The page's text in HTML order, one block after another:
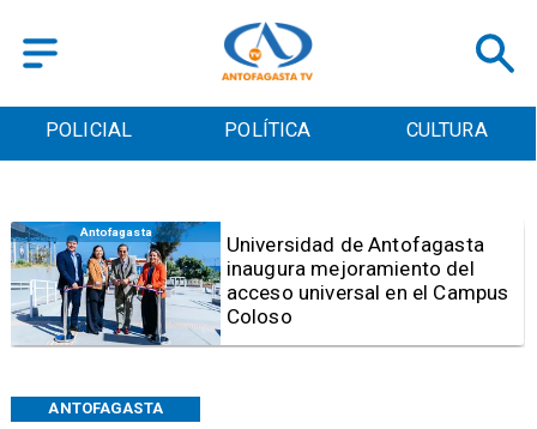
POLICIAL POLÍTICA CULTURA
ANTOFAGASTA
Antofagasta
Foco de Aedes Aegypti:
Entierran "Pantano Urbano"
ubicado a pasos de la
Municipalidad de Antofagasta